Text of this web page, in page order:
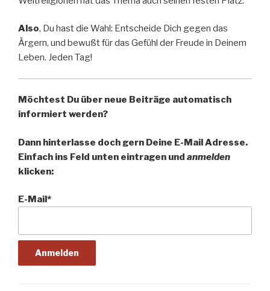
Also, Du hast die Wahl: Entscheide Dich gegen das
Ärgern, und bewußt für das Gefühl der Freude in Deinem
Leben. Jeden Tag!
Möchtest Du über neue Beiträge automatisch
informiert werden?
Dann hinterlasse doch gern Deine E-Mail Adresse.
Einfach ins Feld unten eintragen und anmelden
klicken:
E-Mail*